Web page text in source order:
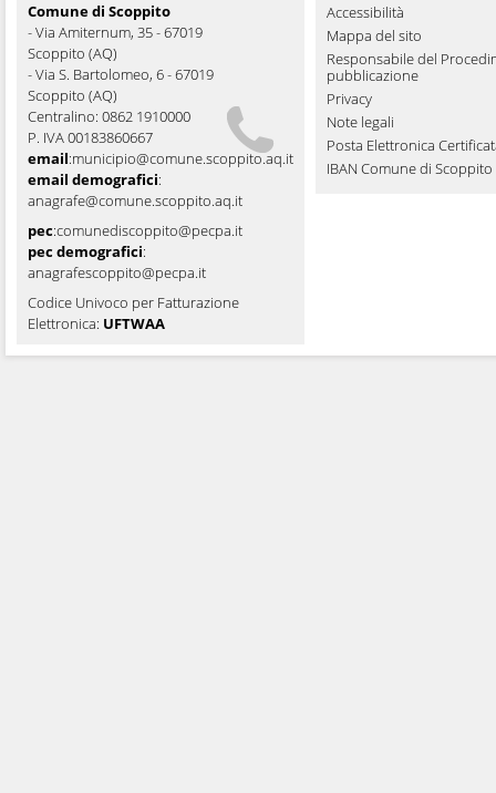
Comune di Scoppito
- Via Amiternum, 35 - 67019
Scoppito (AQ)
- Via S. Bartolomeo, 6 - 67019
Scoppito (AQ)
Centralino: 0862 1910000
P. IVA 00183860667
email:municipio@comune.scoppito.aq.it
email demografici:
anagrafe@comune.scoppito.aq.it
pec:comunediscoppito@pecpa.it
pec demografici:
anagrafescoppito@pecpa.it
Codice Univoco per Fatturazione
Elettronica: UFTWAA
Accessibilità
Mappa del sito
Responsabile del
pubblicazione
Privacy
Note legali
Posta Elettronica
IBAN Comune di Scoppito